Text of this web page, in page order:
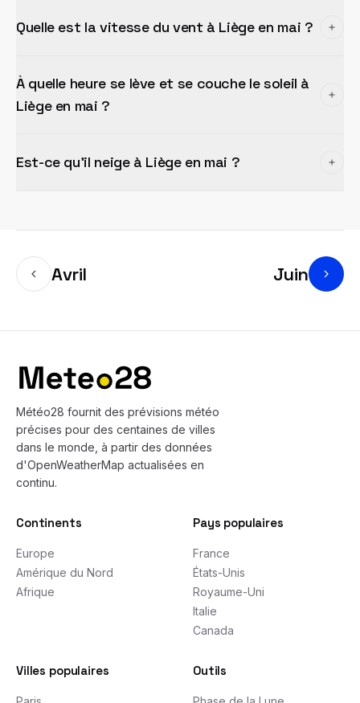
Quelle est la vitesse du vent à Liège en mai ?
À quelle heure se lève et se couche le soleil à
Liège en mai ?
Est-ce qu'il neige à Liège en mai ?
Avril Juin
Météo28 fournit des prévisions météo
précises pour des centaines de villes
dans le monde, à partir des données
d'OpenWeatherMap actualisées en
continu.
Continents
Europe
Amérique du Nord
Afrique
Pays populaires
France
États-Unis
Royaume-Uni
Italie
Canada
Villes populaires Outils